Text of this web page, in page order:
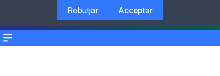
Menu
Rebutjar
Acceptar